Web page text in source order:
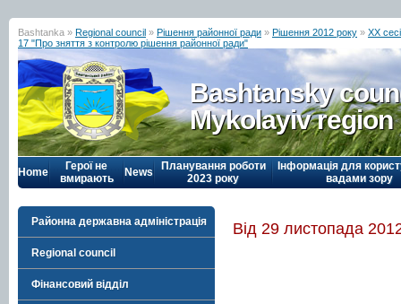
Bashtanka » Regional council » Рішення районної ради » Рішення 2012 року » ХХ
17 "Про зняття з контролю рішення районної ради"
Bashtansky
Mykolayiv region
Home
Герої не
вмирають
News
Планування роботи
2023 року
Інформація для
вадами зору
Районна державна адміністрація
Regional council
Фінансовий відділ
Від 29 листопада